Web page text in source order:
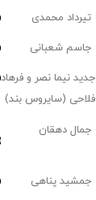
تیرداد محمدی
جاسم شعبانی
جدید نیما نصر و فرهاد
فلاحی (سایروس بند)
جمال دهقان
جمشید پناهی